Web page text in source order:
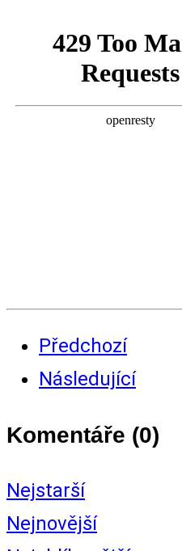
Předchozí
Následující
Komentáře (0)
Nejstarší
Nejnovější